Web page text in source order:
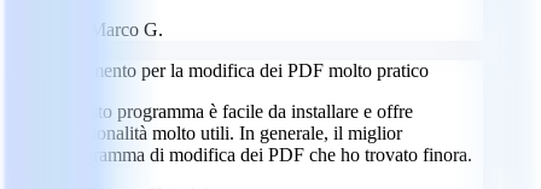
Marco G.
Strumento per la modifica dei PDF molto pratico
Questo programma è facile da installare e offre
funzionalità molto utili. In generale, il miglior
programma di modifica dei PDF che ho trovato finora.